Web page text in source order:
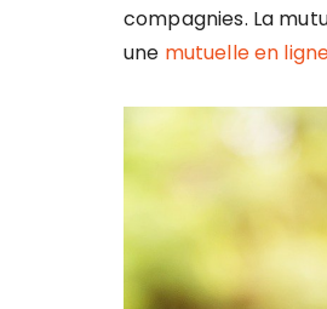
compagnies. La
une mutuelle en